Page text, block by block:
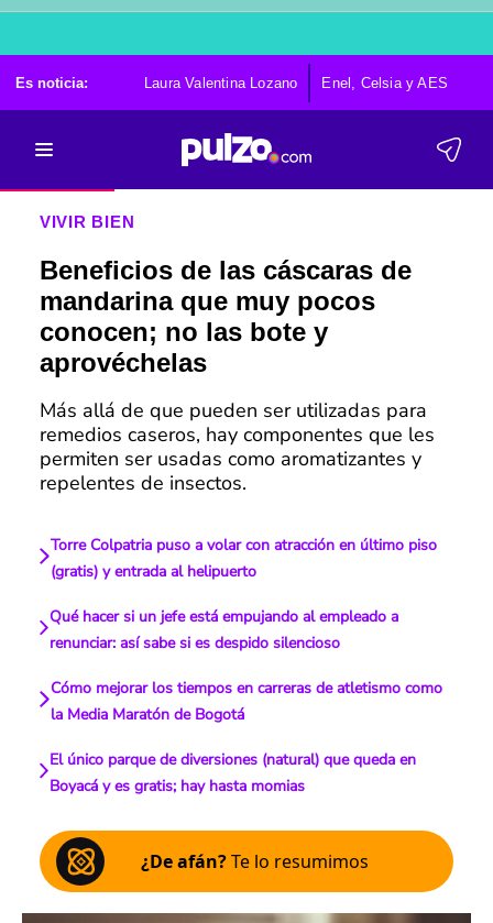
Es noticia: Laura Valentina Lozano Enel, Celsia y AES
VIVIR BIEN
Beneficios de las cáscaras de
mandarina que muy pocos
conocen; no las bote y
aprovéchelas
Más allá de que pueden ser utilizadas para
remedios caseros, hay componentes que les
permiten ser usadas como aromatizantes y
repelentes de insectos.
Torre Colpatria puso a volar con atracción en último piso
(gratis) y entrada al helipuerto
Qué hacer si un jefe está empujando al empleado a
renunciar: así sabe si es despido silencioso
Cómo mejorar los tiempos en carreras de atletismo como
la Media Maratón de Bogotá
El único parque de diversiones (natural) que queda en
Boyacá y es gratis; hay hasta momias
¿De afán?Te lo resumimos